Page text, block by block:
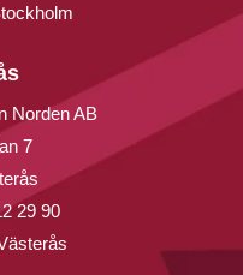
Norden AB
7
29 90